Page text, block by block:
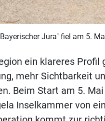
Jura" fiel am 5.
ein klareres
mehr Sichtbarkeit
Beim Start am 5.
Inselkammer von